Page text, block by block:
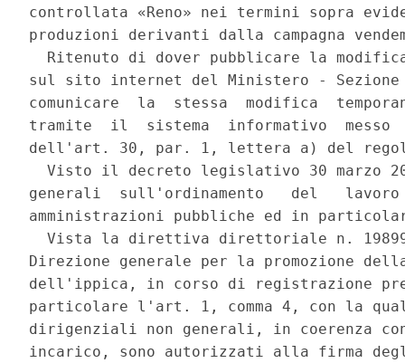
controllata «Reno» nei termini sopra
produzioni derivanti dalla campagna
Ritenuto di dover pubblicare la
sul sito internet del Ministero - Sezione
comunicare  la  stessa  modifica
tramite  il  sistema  informativo
dell'art. 30, par. 1, lettera a) del
Visto il decreto legislativo 30 marzo
generali  sull'ordinamento   del
amministrazioni pubbliche ed in
Vista la direttiva direttoriale n.
Direzione generale per la promozione
dell'ippica, in corso di registrazione
particolare l'art. 1, comma 4, con la
dirigenziali non generali, in coerenza
incarico, sono autorizzati alla firma